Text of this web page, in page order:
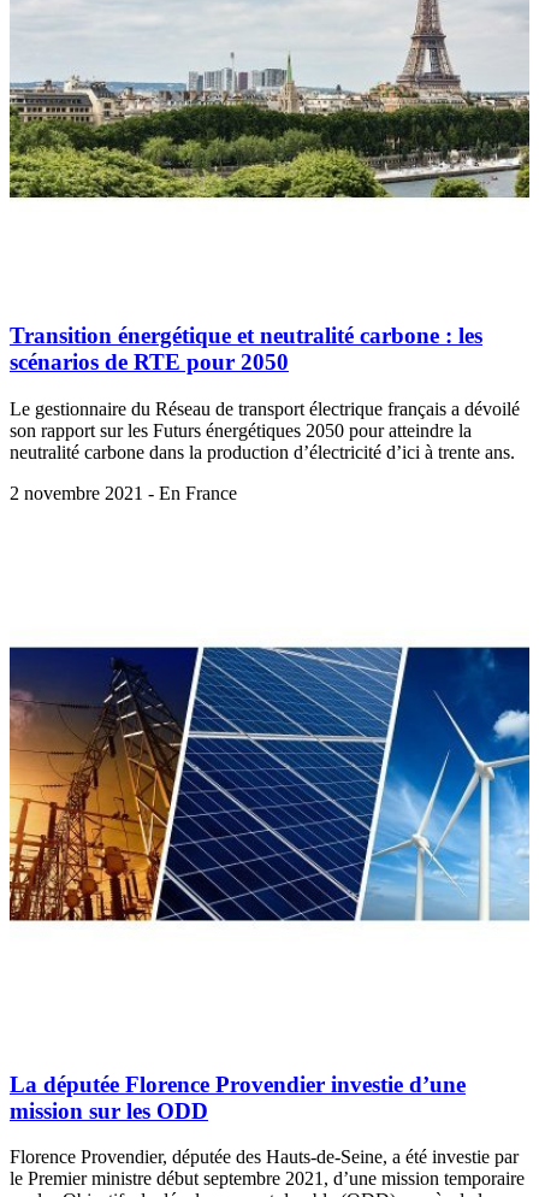
Transition énergétique et neutralité carbone : les
scénarios de RTE pour 2050
Le gestionnaire du Réseau de transport électrique français a dévoilé
son rapport sur les Futurs énergétiques 2050 pour atteindre la
neutralité carbone dans la production d’électricité d’ici à trente ans.
2 novembre 2021 - En France
La députée Florence Provendier investie d’une
mission sur les ODD
Florence Provendier, députée des Hauts-de-Seine, a été investie par
le Premier ministre début septembre 2021, d’une mission temporaire